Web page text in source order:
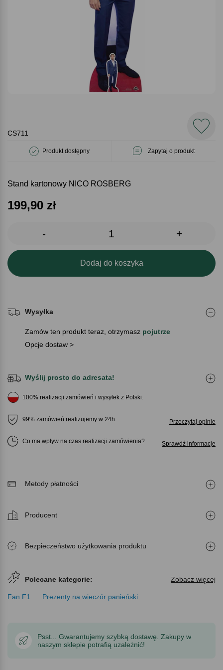
CS711
Produkt dostępny Zapytaj o produkt
Stand kartonowy NICO ROSBERG
199,90 zł
- +
Dodaj do koszyka
Wysyłka
Zamów ten produkt teraz, otrzymasz pojutrze
Opcje dostaw >
Wyślij prosto do adresata!
100% realizacji zamówień i wysyłek z Polski.
99% zamówień realizujemy w 24h. Przeczytaj opinie
Co ma wpływ na czas realizacji zamówienia Sprawdź informacje
Metody płatności
Producent
Bezpieczeństwo użytkowania produktu
Polecane kategorie: Zobacz więcej
Fan F1 Prezenty na wieczór panieński
Psst... Gwarantujemy szybką dostawę. Zakupy w
naszym sklepie potrafią uzależnić!